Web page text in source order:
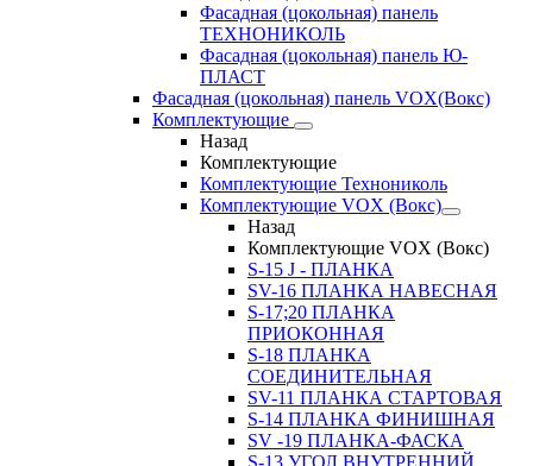
Фасадная (цокольная) панель
ТЕХНОНИКОЛЬ
Фасадная (цокольная) панель Ю-
ПЛАСТ
Фасадная (цокольная) панель VOX(Вокс)
Комплектующие
Назад
Комплектующие
Комплектующие Технониколь
Комплектующие VOX (Вокс)
Назад
Комплектующие VOX (Вокс)
S-15 J - ПЛАНКА
SV-16 ПЛАНКА НАВЕСНАЯ
S-17;20 ПЛАНКА
ПРИОКОННАЯ
S-18 ПЛАНКА
СОЕДИНИТЕЛЬНАЯ
SV-11 ПЛАНКА СТАРТОВАЯ
S-14 ПЛАНКА ФИНИШНАЯ
SV -19 ПЛАНКА-ФАСКА
S-13 УГОЛ ВНУТРЕННИЙ